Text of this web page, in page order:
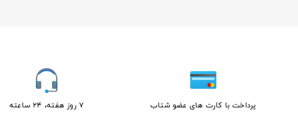
پرداخت با کارت های عضو شتاب ۷ روز ﻫﻔﺘﻪ، ۲۴ ﺳﺎﻋﺘﻪ